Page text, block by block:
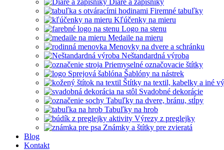
Diáre a zápisníky
Firemné tabuľky
Kľúčenky na mieru
Logo na stenu
Medaile na mieru
Menovky na dvere a schránku
Neštandardná výroba
Priemyselné označovacie štítky
Šablóny na nástrek
Štítky na textil, kabelky a iné
Svadobné dekorácie
Tabuľky na dvere, bránu, stĺpy
Tabuľky na hrob
Výrezy z preglejky
Známky a štítky pre zvieratá
Blog
Kontakt